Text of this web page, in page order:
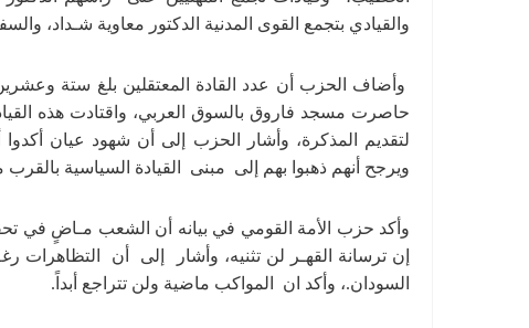
والقيادي بتجمع القوى المدنية الدكتور معاوية شـداد،
وأضاف الحزب أن عدد القادة المعتقلين بلغ ستة
حاصرت مسجد فاروق بالسوق العربي، واقتادت هذه
لتقديم المذكرة، وأشار الحزب إلى أن شهود عيان
ويرجح أنهم ذهبوا بهم إلى مبنى القيادة السياسية
وأكد حزب الأمة القومي في بيانه أن الشعب مـاضٍ في
إن ترسانة القهـر لن تثنيه، وأشار إلى أن
السودان.، وأكد ان المواكب ماضية ولن تتراجع أبداً.